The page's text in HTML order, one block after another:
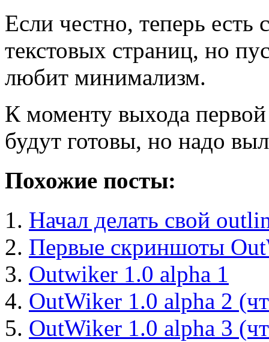
Если честно, теперь
текстовых страниц, но
любит минимализм.
К моменту выхода
будут готовы, но надо
Похожие посты:
Начал делать свой
Первые скриншоты
Outwiker 1.0 alpha 1
OutWiker 1.0 alpha 2
OutWiker 1.0 alpha 3